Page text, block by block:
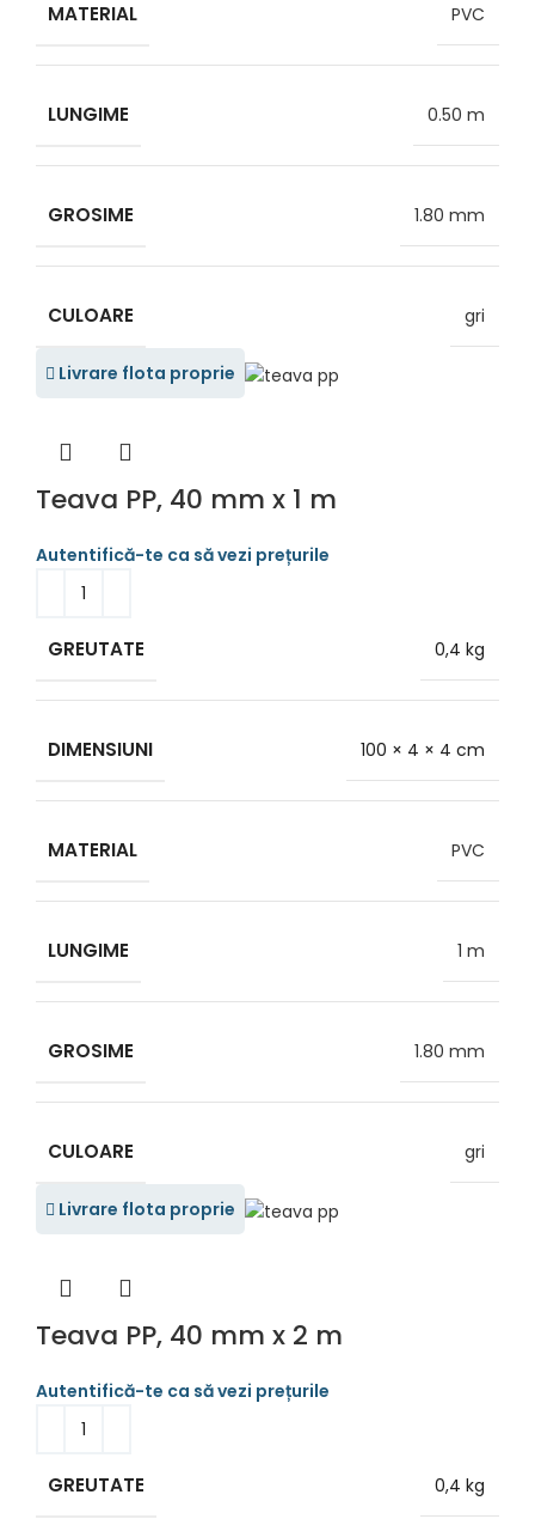
MATERIAL PVC
LUNGIME 0.50 m
GROSIME 1.80 mm
CULOARE gri
Livrare flota proprie
Teava PP, 40 mm x 1 m
GREUTATE 0,4 kg
DIMENSIUNI 100 × 4 × 4 cm
MATERIAL PVC
LUNGIME 1 m
GROSIME 1.80 mm
CULOARE gri
Livrare flota proprie
Teava PP, 40 mm x 2 m
GREUTATE 0,4 kg